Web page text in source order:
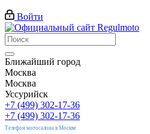
Войти
Ближайший город
Москва
Москва
Уссурийск
+7 (499) 302-17-36
+7 (499) 302-17-36
Телефон мотосалона в Москве